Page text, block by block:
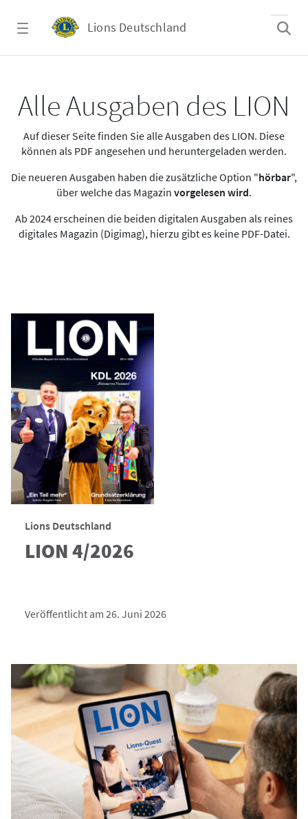
Lions Deutschland
Alle Ausgaben des LION
Auf dieser Seite finden Sie alle Ausgaben des LION. Diese
können als PDF angesehen und heruntergeladen werden.
Die neueren Ausgaben haben die zusätzliche Option "hörbar",
über welche das Magazin vorgelesen wird.
Ab 2024 erscheinen die beiden digitalen Ausgaben als reines
digitales Magazin (Digimag), hierzu gibt es keine PDF-Datei.
Lions Deutschland
LION 4/2026
Veröffentlicht am 26. Juni 2026